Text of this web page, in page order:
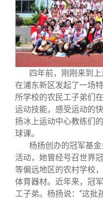
四年前，刚刚来到
在浦东新区发起了一场
所学校的农民工子弟们
运动技能，感受运动的
扬冰上运动中心教练们
球课。
杨扬创办的冠军基
活动，她曾经号召世界
等偏远地区的农村学校
体育器材。近年来，冠
工子弟。杨扬说：“这批